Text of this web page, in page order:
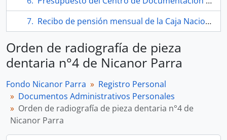
Recibo de pensión mensual de la Caja Nacional de Empleados Públicos y Periodistas (CANAEMPU)
Orden de radiografía de pieza
dentaria n°4 de Nicanor Parra
Fondo Nicanor Parra
Registro Personal
Documentos Administrativos Personales
Orden de radiografía de pieza dentaria n°4 de
Nicanor Parra